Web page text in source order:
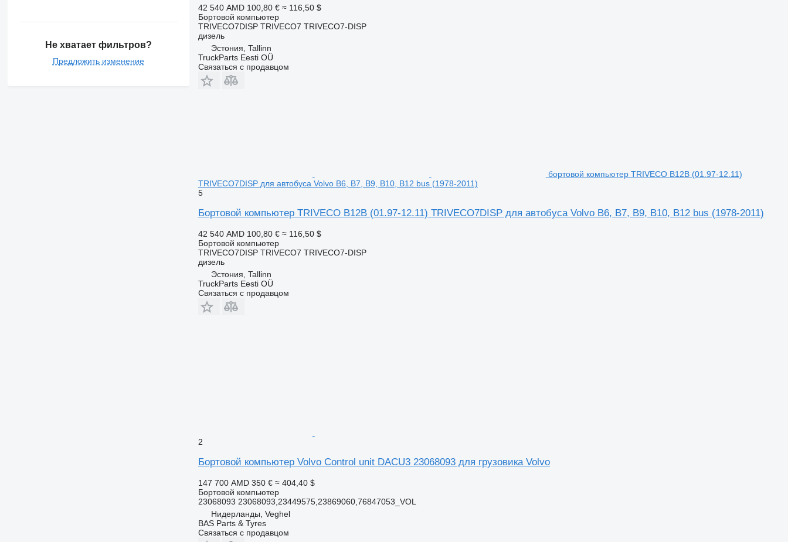
Не хватает фильтров?
Предложить изменение
42 540 AMD 100,80 € ≈ 116,50 $
Бортовой компьютер
TRIVECO7DISP TRIVECO7 TRIVECO7-DISP
дизель
Эстония, Tallinn
TruckParts Eesti OÜ
Связаться с продавцом
бортовой компьютер TRIVECO B12B (01.97-12.11)
TRIVECO7DISP для автобуса Volvo B6, B7, B9, B10, B12 bus (1978-2011)
5
Бортовой компьютер TRIVECO B12B (01.97-12.11) TRIVECO7DISP для автобуса Volvo B6, B7, B9, B10, B12 bus (1978-2011)
42 540 AMD 100,80 € ≈ 116,50 $
Бортовой компьютер
TRIVECO7DISP TRIVECO7 TRIVECO7-DISP
дизель
Эстония, Tallinn
TruckParts Eesti OÜ
Связаться с продавцом
2
Бортовой компьютер Volvo Control unit DACU3 23068093 для грузовика Volvo
147 700 AMD 350 € ≈ 404,40 $
Бортовой компьютер
23068093 23068093,23449575,23869060,76847053_VOL
Нидерланды, Veghel
BAS Parts & Tyres
Связаться с продавцом